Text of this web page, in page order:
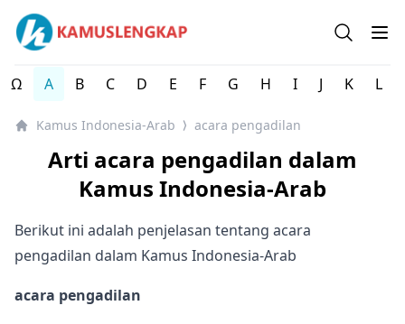
Kamus Lengkap Indonesia-Arab - Kamus Bahasa Arab
Open
Ω A B C D E F G H I J K L
Kamus Indonesia-Arab ⟩ acara pengadilan
Arti acara pengadilan dalam
Kamus Indonesia-Arab
Berikut ini adalah penjelasan tentang acara
pengadilan dalam Kamus Indonesia-Arab
acara pengadilan